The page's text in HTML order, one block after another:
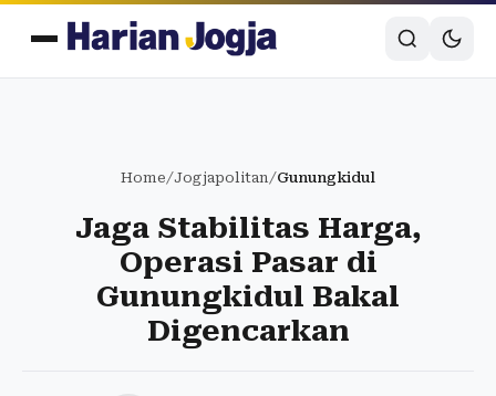
Home/Jogjapolitan/Gunungkidul
Jaga Stabilitas Harga,
Operasi Pasar di
Gunungkidul Bakal
Digencarkan